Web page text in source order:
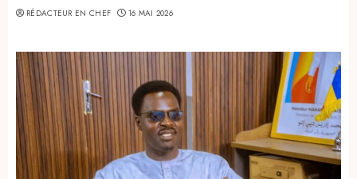
RÉDACTEUR EN CHEF 16 MAI 2026